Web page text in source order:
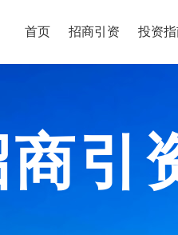
首页 招商引资 投资
引